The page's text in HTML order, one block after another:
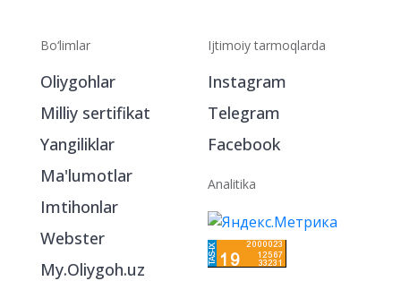
Bo‘limlar
Oliygohlar
Milliy sertifikat
Yangiliklar
Ma'lumotlar
Imtihonlar
Webster
My.Oliygoh.uz
Ijtimoiy tarmoqlarda
Instagram
Telegram
Facebook
Analitika